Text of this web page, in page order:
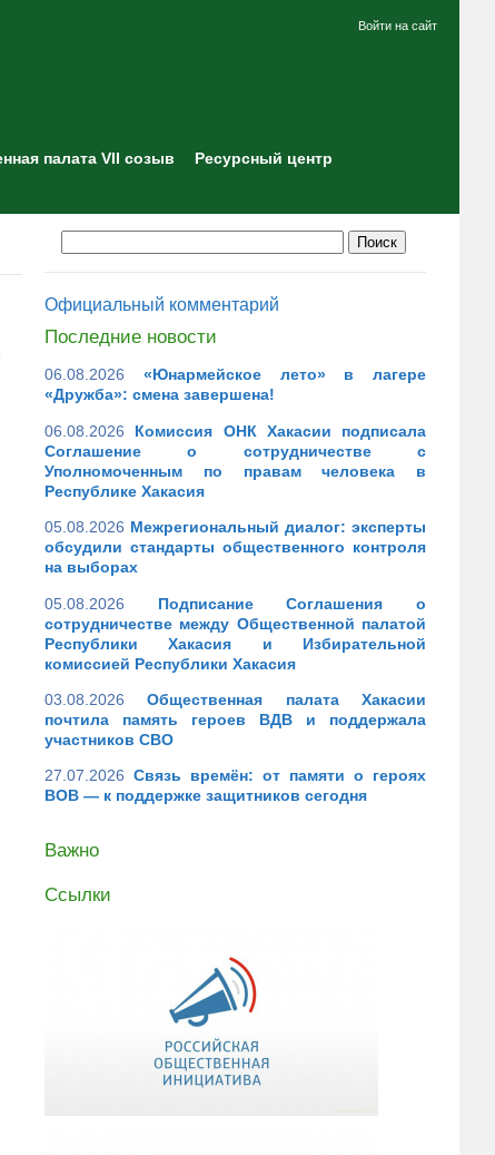
Войти на сайт
палата VII созыв
Ресурсный центр
Официальный комментарий
Последние новости
06.08.2026
«Юнармейское лето» в лагере
«Дружба»: смена завершена!
06.08.2026
Комиссия ОНК Хакасии подписала
Соглашение о сотрудничестве с
Уполномоченным по правам человека в
Республике Хакасия
05.08.2026 Межрегиональный диалог: эксперты
обсудили стандарты общественного контроля
на выборах
05.08.2026
Подписание Соглашения о
сотрудничестве между Общественной палатой
Республики Хакасия и Избирательной
комиссией Республики Хакасия
03.08.2026
Общественная палата Хакасии
почтила память героев ВДВ и поддержала
участников СВО
27.07.2026 Связь времён: от памяти о героях
ВОВ — к поддержке защитников сегодня
Важно
Ссылки